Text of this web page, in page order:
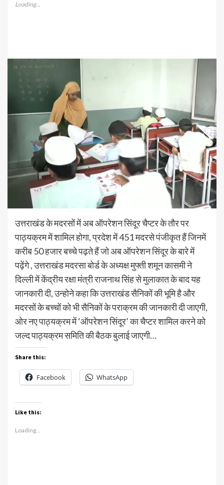
Loading...
उत्तराखंड के मदरसों में अब ऑपरेशन सिंदूर चैप्टर के तौर पर
पाठ्यक्रम में शामिल होगा, प्रदेश में 451 मदरसे पंजीकृत हैं जिनमें
करीब 50 हजार बच्चे पढ़ते हैं जो अब ऑपरेशन सिंदूर के बारे में
पढ़ेंगे , उत्तराखंड मदरसा बोर्ड के अध्यक्ष मुफ्ती शमून कासमी ने
दिल्ली में केंद्रीय रक्षा मंत्री राजनाथ सिंह से मुलाकात के बाद यह
जानकारी दी, उन्होने कहा कि उत्तराखंड सैनिकों की भूमि है और
मदरसों के बच्चों को भी सैनिकों के पराक्रम की जानकारी दी जाएगी,
ओर नए पाठ्यक्रम में ‘ऑपरेशन सिंदूर’ का चैप्टर शामिल करने को
जल्द पाठ्यक्रम समिति की बैठक बुलाई जाएगी…
Share this:
Facebook WhatsApp
Like this:
Loading...